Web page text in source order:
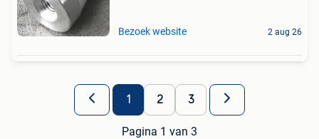
Bezoek website 2 aug 26
1 2 3
Pagina 1 van 3